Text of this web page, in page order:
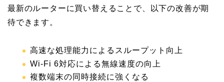
最新のルーターに買い替えることで、以下の改善が期
待できます。
高速な処理能力によるスループット向上
Wi-Fi 6対応による無線速度の向上
複数端末の同時接続に強くなる